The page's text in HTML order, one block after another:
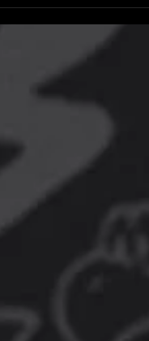
desconto!